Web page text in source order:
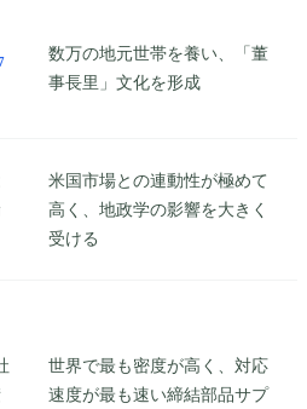
数万の地元世帯を養い、「董
事長里」文化を形成
米国市場との連動性が極めて
高く、地政学の影響を大きく
受ける
世界で最も密度が高く、対応
速度が最も速い締結部品サプ